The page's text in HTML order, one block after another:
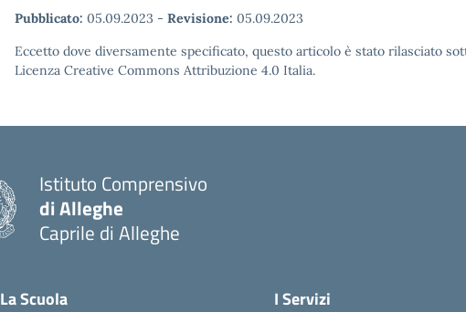
Pubblicato: 05.09.2023 - Revisione: 05.09.2023
Eccetto dove diversamente specificato, questo articolo è stato rilasciato
Licenza Creative Commons Attribuzione 4.0 Italia.
Istituto Comprensivo
di Alleghe
Caprile di Alleghe
La Scuola I Servizi